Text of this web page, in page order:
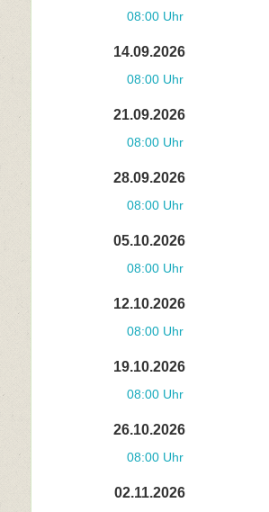
08:00 Uhr
14.09.2026
08:00 Uhr
21.09.2026
08:00 Uhr
28.09.2026
08:00 Uhr
05.10.2026
08:00 Uhr
12.10.2026
08:00 Uhr
19.10.2026
08:00 Uhr
26.10.2026
08:00 Uhr
02.11.2026